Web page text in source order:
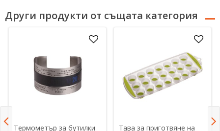
Други продукти от същата категория
Термометър за бутилки
Тава за приготвяне на